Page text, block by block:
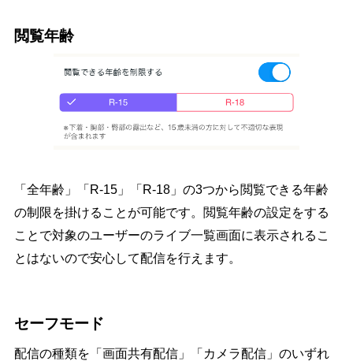
閲覧年齢
「全年齢」「R-15」「R-18」の3つから閲覧できる年齢
の制限を掛けることが可能です。閲覧年齢の設定をする
ことで対象のユーザーのライブ一覧画面に表示されるこ
とはないので安心して配信を行えます。
セーフモード
配信の種類を「画面共有配信」「カメラ配信」のいずれ